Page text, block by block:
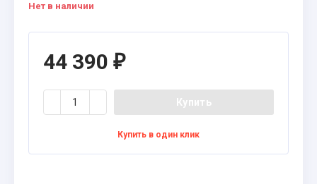
Нет в наличии
44 390 ₽
Купить
Купить в один клик